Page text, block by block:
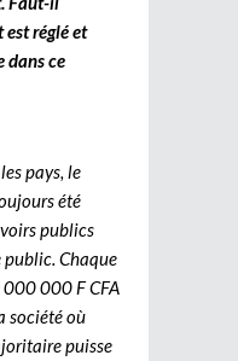
réglé et
dans ce
pays, le
été
publics
public. Chaque
000 F CFA
société où
puisse